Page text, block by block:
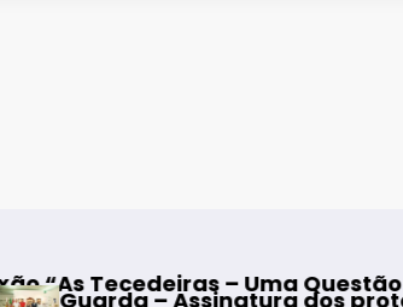
– Uma Questão de Mulheres e
dos protocolos de